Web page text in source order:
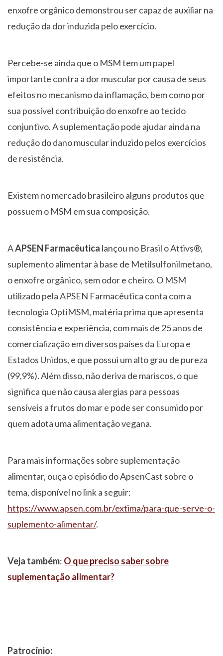
enxofre orgânico demonstrou ser capaz de auxiliar na
redução da dor induzida pelo exercício.
Percebe-se ainda que o MSM tem um papel
importante contra a dor muscular por causa de seus
efeitos no mecanismo da inflamação, bem como por
sua possível contribuição do enxofre ao tecido
conjuntivo. A suplementação pode ajudar ainda na
redução do dano muscular induzido pelos exercícios
de resistência.
Existem no mercado brasileiro alguns produtos que
possuem o MSM em sua composição.
AAPSEN Farmacêutica lançou no Brasil o Attivs®,
suplemento alimentar à base de Metilsulfonilmetano,
o enxofre orgânico, sem odor e cheiro. O MSM
utilizado pela APSEN Farmacêutica conta com a
tecnologia OptiMSM, matéria prima que apresenta
consistência e experiência, com mais de 25 anos de
comercialização em diversos países da Europa e
Estados Unidos, e que possui um alto grau de pureza
(99,9%). Além disso, não deriva de mariscos, o que
significa que não causa alergias para pessoas
sensíveis a frutos do mar e pode ser consumido por
quem adota uma alimentação vegana.
Para mais informações sobre suplementação
alimentar, ouça o episódio do ApsenCast sobre o
tema, disponível no link a seguir:
https://www.apsen.com.br/extima/para-que-serve-o-
suplemento-alimentar/.
Veja também: O que preciso saber sobre
suplementação alimentar?
Patrocínio: